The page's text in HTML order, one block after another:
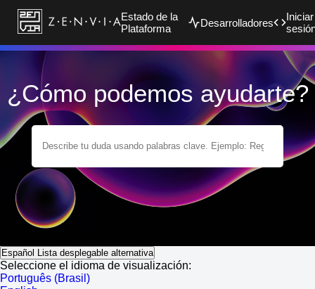
Estado de la
Plataforma
Desarrolladores
Iniciar
¿Cómo podemos ayudarte?
Español Lista desplegable alternativa
Seleccione el idioma de visualización:
Português (Brasil)